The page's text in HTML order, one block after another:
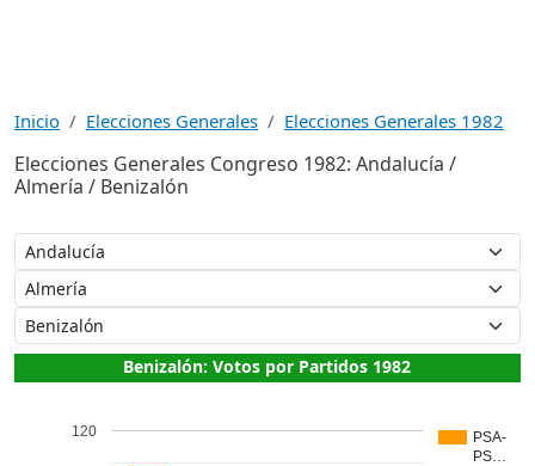
Inicio Elecciones Generales Elecciones Generales 1982
Elecciones Generales Congreso 1982: Andalucía /
Almería / Benizalón
Benizalón: Votos por Partidos 1982
PSA-
PS…
120